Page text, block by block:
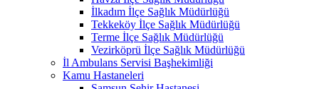
İlkadım İlçe Sağlık Müdürlüğü
Tekkeköy İlçe Sağlık Müdürlüğü
Terme İlçe Sağlık Müdürlüğü
Vezirköprü İlçe Sağlık Müdürlüğü
İl Ambulans Servisi Başhekimliği
Kamu Hastaneleri